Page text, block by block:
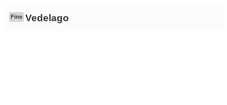
Fine Vedelago